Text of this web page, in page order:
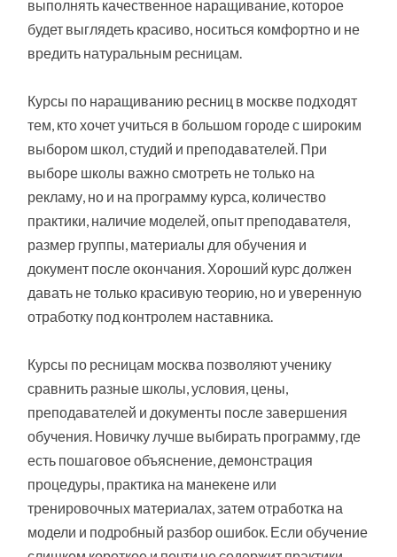
выполнять качественное наращивание, которое
будет выглядеть красиво, носиться комфортно и не
вредить натуральным ресницам.
Курсы по наращиванию ресниц в москве подходят
тем, кто хочет учиться в большом городе с широким
выбором школ, студий и преподавателей. При
выборе школы важно смотреть не только на
рекламу, но и на программу курса, количество
практики, наличие моделей, опыт преподавателя,
размер группы, материалы для обучения и
документ после окончания. Хороший курс должен
давать не только красивую теорию, но и уверенную
отработку под контролем наставника.
Курсы по ресницам москва позволяют ученику
сравнить разные школы, условия, цены,
преподавателей и документы после завершения
обучения. Новичку лучше выбирать программу, где
есть пошаговое объяснение, демонстрация
процедуры, практика на манекене или
тренировочных материалах, затем отработка на
модели и подробный разбор ошибок. Если обучение